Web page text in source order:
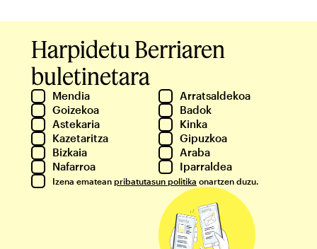
Harpidetu Berriaren
buletinetara
Mendia
Arratsaldekoa
Goizekoa
Badok
Astekaria
Kinka
Kazetaritza
Gipuzkoa
Bizkaia
Araba
Nafarroa
Iparraldea
Izena ematean pribatutasun politika onartzen duzu.